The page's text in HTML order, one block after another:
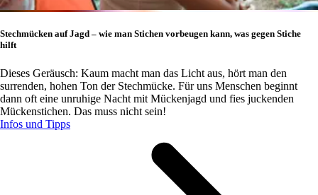
Stechmücken auf Jagd – wie man Stichen vorbeugen kann, was gegen Stiche
hilft
Dieses Geräusch: Kaum macht man das Licht aus, hört man den
surrenden, hohen Ton der Stechmücke. Für uns Menschen beginnt
dann oft eine unruhige Nacht mit Mückenjagd und fies juckenden
Mückenstichen. Das muss nicht sein!
Infos und Tipps